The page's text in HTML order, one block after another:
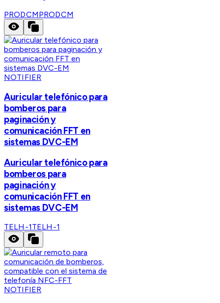
PRODCMPRODCM
NOTIFIER
Auricular telefónico para
bomberos para
paginación y
comunicación FFT en
sistemas DVC-EM
Auricular telefónico para
bomberos para
paginación y
comunicación FFT en
sistemas DVC-EM
TELH-1TELH-1
NOTIFIER